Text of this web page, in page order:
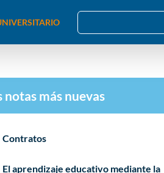
notas más nuevas
Contratos
El aprendizaje educativo mediante la